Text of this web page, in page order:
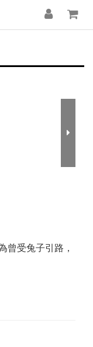
曾受兔子引路，